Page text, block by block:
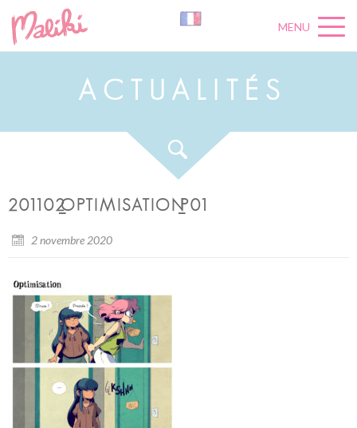
MENU
A C U A L É S
201102_OPTIMISATION_P01
2 novembre 2020